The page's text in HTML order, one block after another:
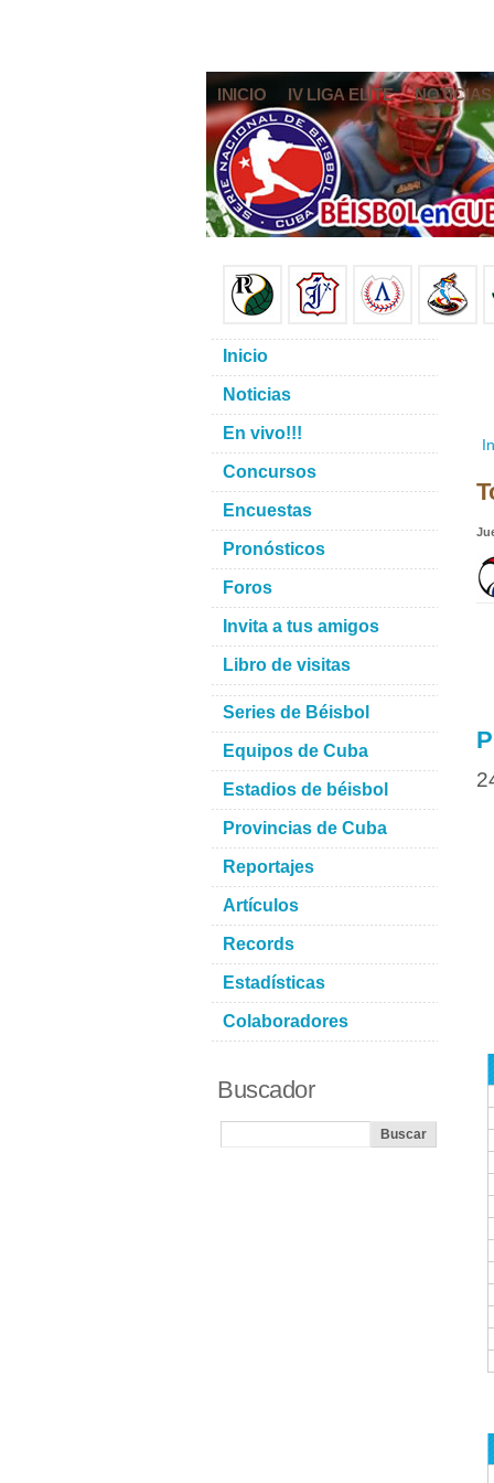
INICIO IV LIGA ELITE NOTICIAS
Inicio
Noticias
En vivo!!!
Concursos
Encuestas
Pronósticos
Foros
Invita a tus amigos
Libro de visitas
Series de Béisbol
Equipos de Cuba
Estadios de béisbol
Provincias de Cuba
Reportajes
Artículos
Records
Estadísticas
Colaboradores
Buscador